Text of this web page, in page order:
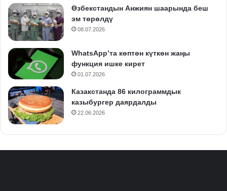
Өзбекстандын Анжиян шаарында беш
эм төрөлдү
08.07.2026
WhatsApp’та көптөн күткөн жаңы
функция ишке кирет
01.07.2026
Казакстанда 86 килограммдык
казыбургер даярдалды
22.06.2026